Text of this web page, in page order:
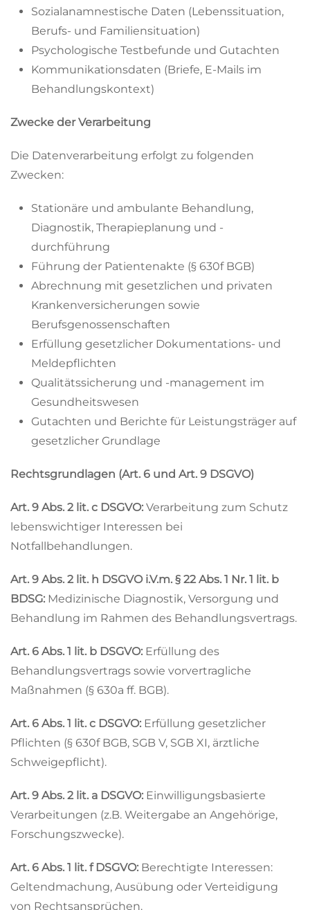
Sozialanamnestische Daten (Lebenssituation,
Berufs- und Familiensituation)
Psychologische Testbefunde und Gutachten
Kommunikationsdaten (Briefe, E-Mails im
Behandlungskontext)
Zwecke der Verarbeitung
Die Datenverarbeitung erfolgt zu folgenden
Zwecken:
Stationäre und ambulante Behandlung,
Diagnostik, Therapieplanung und -
durchführung
Führung der Patientenakte (§ 630f BGB)
Abrechnung mit gesetzlichen und privaten
Krankenversicherungen sowie
Berufsgenossenschaften
Erfüllung gesetzlicher Dokumentations- und
Meldepflichten
Qualitätssicherung und -management im
Gesundheitswesen
Gutachten und Berichte für Leistungsträger auf
gesetzlicher Grundlage
Rechtsgrundlagen (Art. 6 und Art. 9 DSGVO)
Art. 9 Abs. 2 lit. c DSGVO: Verarbeitung zum Schutz
lebenswichtiger Interessen bei
Notfallbehandlungen.
Art. 9 Abs. 2 lit. h DSGVO i.V.m. § 22 Abs. 1 Nr. 1 lit. b
BDSG: Medizinische Diagnostik, Versorgung und
Behandlung im Rahmen des Behandlungsvertrags.
Art. 6 Abs. 1 lit. b DSGVO: Erfüllung des
Behandlungsvertrags sowie vorvertragliche
Maßnahmen (§ 630a ff. BGB).
Art. 6 Abs. 1 lit. c DSGVO: Erfüllung gesetzlicher
Pflichten (§ 630f BGB, SGB V, SGB XI, ärztliche
Schweigepflicht).
Art. 9 Abs. 2 lit. a DSGVO: Einwilligungsbasierte
Verarbeitungen (z.B. Weitergabe an Angehörige,
Forschungszwecke).
Art. 6 Abs. 1 lit. f DSGVO: Berechtigte Interessen:
Geltendmachung, Ausübung oder Verteidigung
von Rechtsansprüchen.